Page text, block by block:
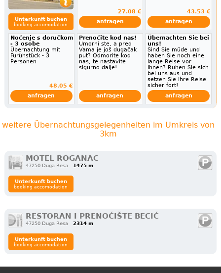
Unterkunft buchen
booking accomodation
27.08 €
anfragen
43.53 €
anfragen
Noćenje s doručkom
- 3 osobe
Übernachtung mit
Furühstück - 3
Personen
48.05 €
anfragen
Prenoćite kod nas!
Umorni ste, a pred
Vama je još dugačak
put? Odmorite kod
nas, te nastavite
sigurno dalje!
anfragen
Übernachten Sie bei
uns!
Sind Sie müde und
haben Sie noch eine
lange Reise vor
Ihnen? Ruhen Sie sich
bei uns aus und
setzen Sie Ihre Reise
sicher fort!
anfragen
weitere Übernachtungsgelegenheiten im Umkreis von
3km
MOTEL ROGANAC
47250 Duga Resa 1475 m
Unterkunft buchen
booking accomodation
RESTORAN I PRENOĆIŠTE BECIĆ
47250 Duga Resa 2314 m
Unterkunft buchen
booking accomodation